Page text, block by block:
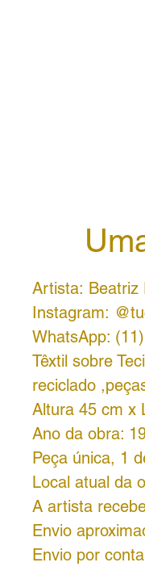
Artista: Beatriz
Instagram:
WhatsApp:
Têxtil sobre
reciclado
Altura 45 cm x
Ano da obra:
Peça única, 1
Local atual da
A artista
Envio
Envio por